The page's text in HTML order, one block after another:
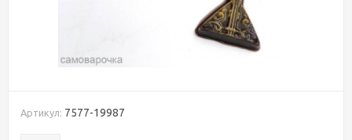
Артикул: 7577-19987